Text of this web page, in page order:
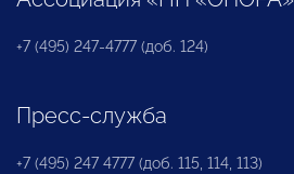
+7 (495) 247-4777 (доб. 124)
Пресс-служба
+7 (495) 247 4777 (доб. 115, 114, 113)